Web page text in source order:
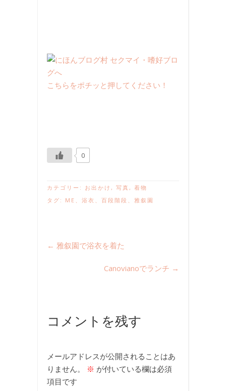
こちらをポチッと押してください！
0
カテゴリー: お出かけ , 写真 , 着物
タグ: ME 浴衣 百段階段 雅叙園
← 雅叙園で浴衣を着た
Canovianoでランチ →
コメントを残す
メールアドレスが公開されることはあ
りません。
※ が付いている欄は必須
項目です